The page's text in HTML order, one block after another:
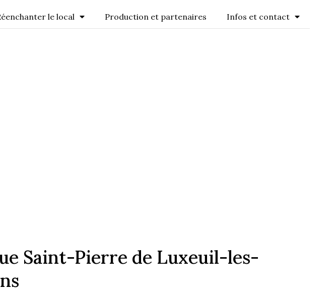
le local Production et partenaires Infos et contact
Saint-Pierre de Luxeuil-les-